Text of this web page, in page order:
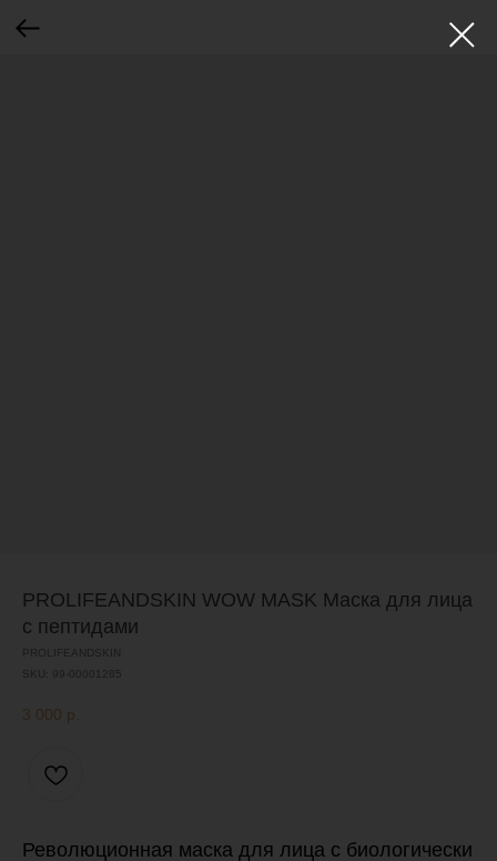
PROLIFEANDSKIN WOW MASK Маска для лица
с пептидами
PROLIFEANDSKIN
SKU:
99-00001285
3 000 р.
Революционная маска для лица с биологически